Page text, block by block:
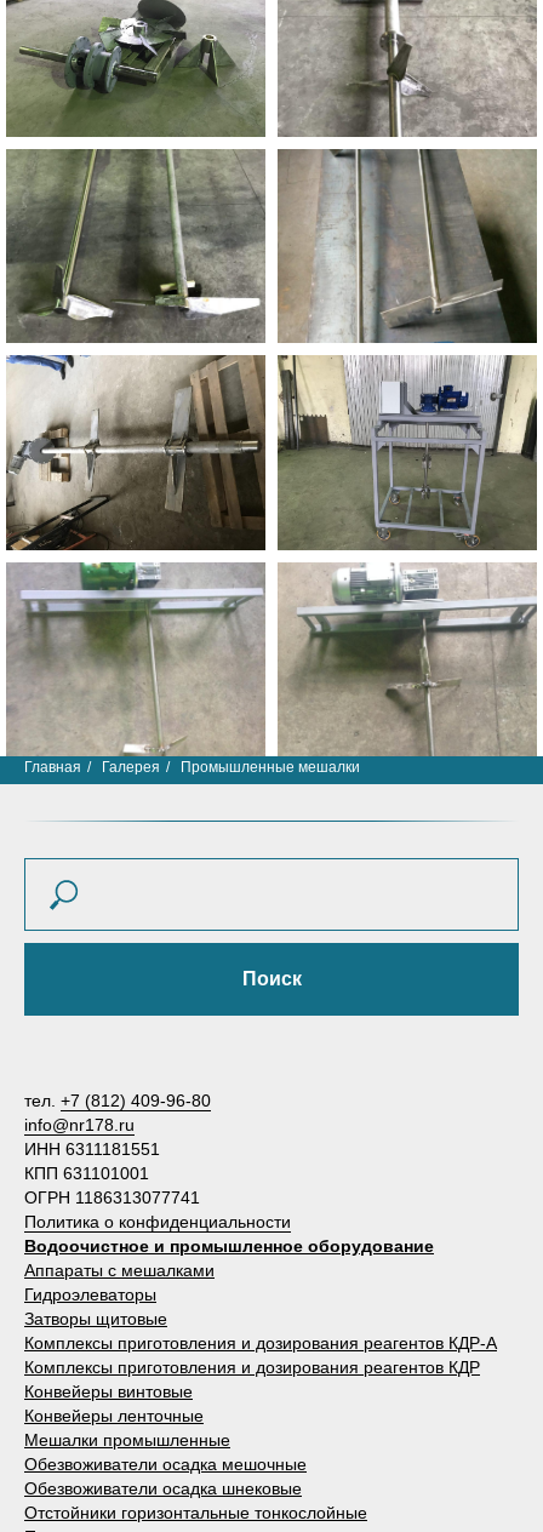
Главная / Галерея / Промышленные мешалки
Поиск
тел. +7 (812) 409-96-80
info@nr178.ru
ИНН 6311181551
КПП 631101001
ОГРН 1186313077741
Политика о конфиденциальности
Водоочистное и промышленное оборудование
Аппараты с мешалками
Гидроэлеваторы
Затворы щитовые
Комплексы приготовления и дозирования реагентов КДР-А
Комплексы приготовления и дозирования реагентов КДР
Конвейеры винтовые
Конвейеры ленточные
Мешалки промышленные
Обезвоживатели осадка мешочные
Обезвоживатели осадка шнековые
Отстойники горизонтальные тонкослойные